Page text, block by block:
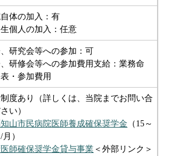
体の加入：有
個人の加入：任意
研究会等への参加：可
研修会等への参加費用支給：業務命
・参加費用
度あり（詳しくは、当院までお問い合
い）
山市民病院医師養成確保奨学金 （15～
）
師確保奨学金貸与事業 ＜外部リンク＞